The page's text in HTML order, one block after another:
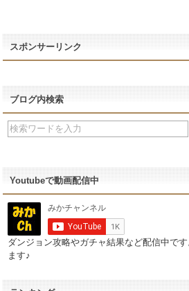
スポンサーリンク
ブログ内検索
Youtubeで動画配信中
ダンジョン攻略やガチャ結果など配信中で
ます♪